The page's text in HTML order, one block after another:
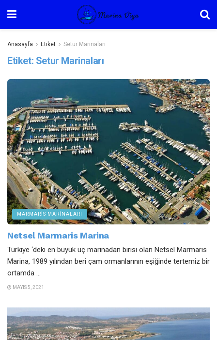
Anasayfa Etiket Setur Marinaları
Etiket: Setur Marinaları
MARMARIS MARINALARI
Netsel Marmaris Marina
Türkiye ‘deki en büyük üç marinadan birisi olan Netsel Marmaris
Marina, 1989 yılından beri çam ormanlarının eşiğinde tertemiz bir
ortamda ...
MAYIS 5, 2021